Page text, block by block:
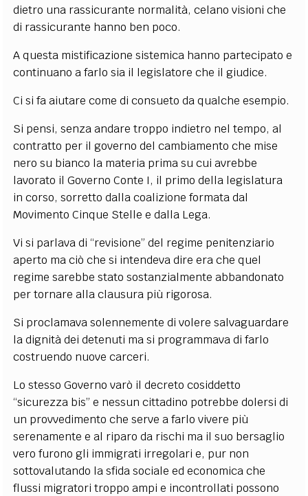
dietro una rassicurante normalità, celano visioni che
di rassicurante hanno ben poco.
A questa mistificazione sistemica hanno partecipato e
continuano a farlo sia il legislatore che il giudice.
Ci si fa aiutare come di consueto da qualche esempio.
Si pensi, senza andare troppo indietro nel tempo, al
contratto per il governo del cambiamento che mise
nero su bianco la materia prima su cui avrebbe
lavorato il Governo Conte I, il primo della legislatura
in corso, sorretto dalla coalizione formata dal
Movimento Cinque Stelle e dalla Lega.
Vi si parlava di “revisione” del regime penitenziario
aperto ma ciò che si intendeva dire era che quel
regime sarebbe stato sostanzialmente abbandonato
per tornare alla clausura più rigorosa.
Si proclamava solennemente di volere salvaguardare
la dignità dei detenuti ma si programmava di farlo
costruendo nuove carceri.
Lo stesso Governo varò il decreto cosiddetto
“sicurezza bis” e nessun cittadino potrebbe dolersi di
un provvedimento che serve a farlo vivere più
serenamente e al riparo da rischi ma il suo bersaglio
vero furono gli immigrati irregolari e, pur non
sottovalutando la sfida sociale ed economica che
flussi migratori troppo ampi e incontrollati possono